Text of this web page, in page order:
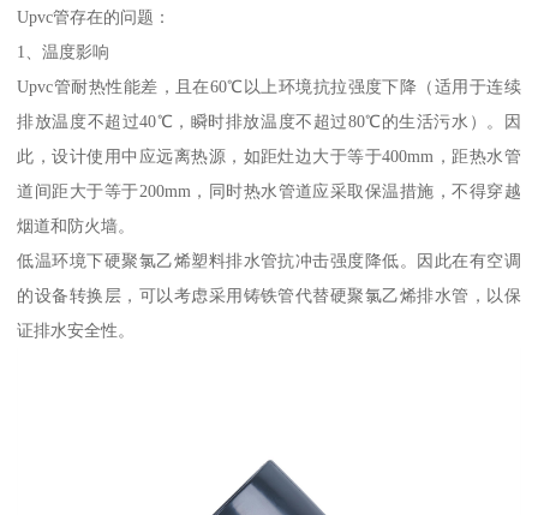
Upvc管存在的问题：
1、温度影响
Upvc管耐热性能差，且在60℃以上环境抗拉强度下降（适用于连续
排放温度不超过40℃，瞬时排放温度不超过80℃的生活污水）。因
此，设计使用中应远离热源，如距灶边大于等于400mm，距热水管
道间距大于等于200mm，同时热水管道应采取保温措施，不得穿越
烟道和防火墙。
低温环境下硬聚氯乙烯塑料排水管抗冲击强度降低。因此在有空调
的设备转换层，可以考虑采用铸铁管代替硬聚氯乙烯排水管，以保
证排水安全性。